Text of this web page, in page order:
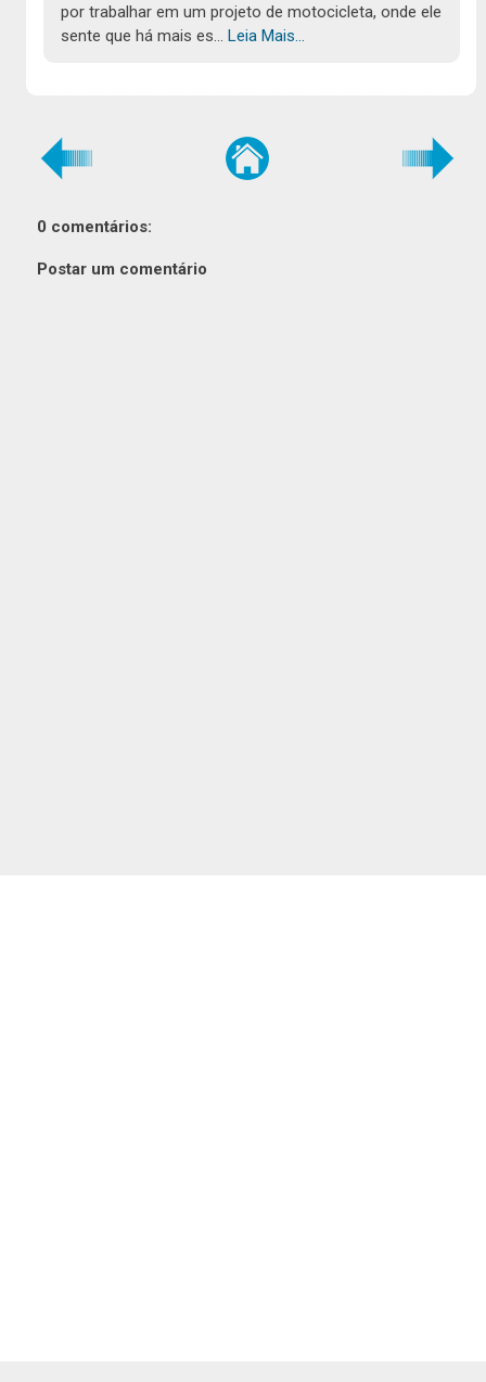
por trabalhar em um projeto de motocicleta, onde ele
sente que há mais es… Leia Mais...
0 comentários:
Postar um comentário